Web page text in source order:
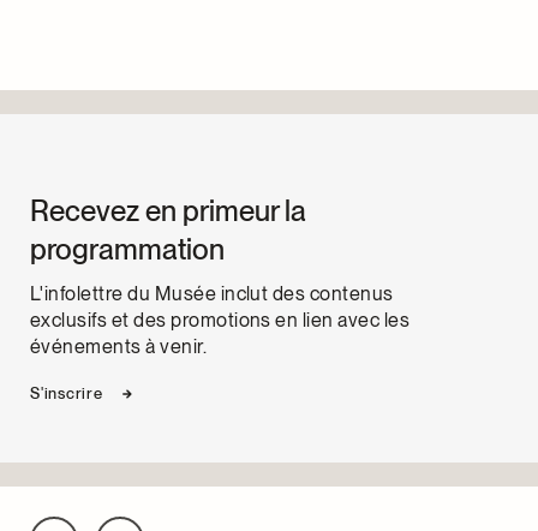
Recevez en primeur la
programmation
L'infolettre du Musée inclut des contenus
exclusifs et des promotions en lien avec les
événements à venir.
S'inscrire